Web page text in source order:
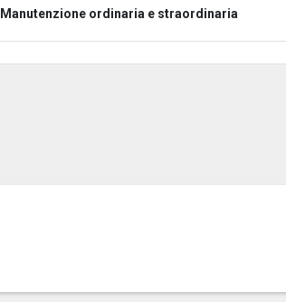
Manutenzione ordinaria e straordinaria